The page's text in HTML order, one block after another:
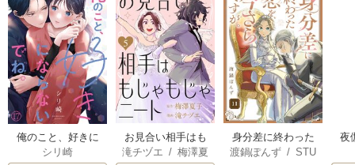
俺のこと、好きに
ならないでね。
シリ崎
お見合い相手はも
じゃもじゃニート
滝チヅエ /梅澤夏
身分差に終わった
恋を、今さらです
渡鍋ぽんず /STU
夜